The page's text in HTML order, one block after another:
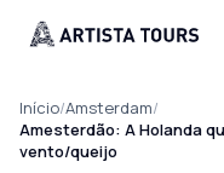
Início/Amsterdam/
Amesterdão: A Holanda
vento/queijo